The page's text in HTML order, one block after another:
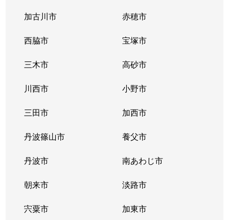
加古川市 赤穂市
西脇市 宝塚市
三木市 高砂市
川西市 小野市
三田市 加西市
丹波篠山市 養父市
丹波市 南あわじ市
朝来市 淡路市
宍粟市 加東市